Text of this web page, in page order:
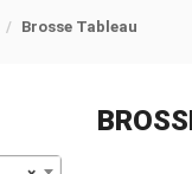
Brosse Tableau